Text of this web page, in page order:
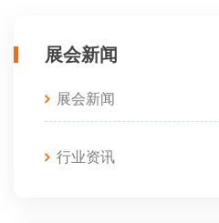
展会新闻
展会新闻
行业资讯